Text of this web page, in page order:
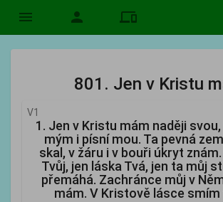
menu person devices
801. Jen v Kristu
V1
1. Jen v Kristu mám naději
mým i písní mou. Ta pevná
skal, v žáru i v bouři úkryt
Tvůj, jen láska Tvá, jen ta můj
přemáhá. Zachránce můj v
mám. V Kristově lásce